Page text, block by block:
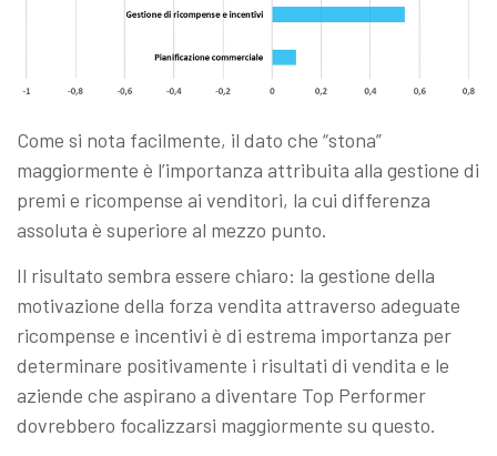
Come si nota facilmente, il dato che “stona”
maggiormente è l’importanza attribuita alla gestione di
premi e ricompense ai venditori, la cui differenza
assoluta è superiore al mezzo punto.
Il risultato sembra essere chiaro: la gestione della
motivazione della forza vendita attraverso adeguate
ricompense e incentivi è di estrema importanza per
determinare positivamente i risultati di vendita e le
aziende che aspirano a diventare Top Performer
dovrebbero focalizzarsi maggiormente su questo.